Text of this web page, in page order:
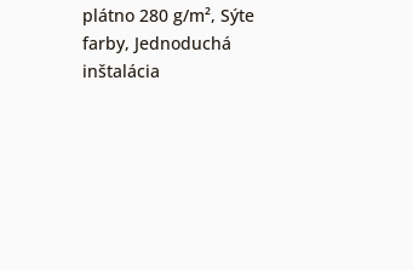
plátno 280 g/m², Sýte
farby, Jednoduchá
inštalácia